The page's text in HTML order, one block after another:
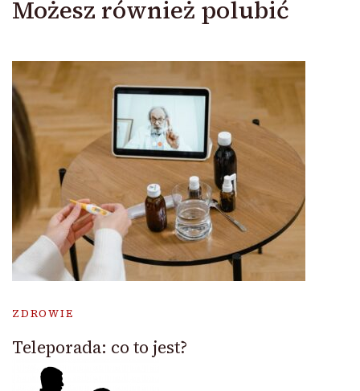
Możesz również polubić
ZDROWIE
Teleporada: co to jest?